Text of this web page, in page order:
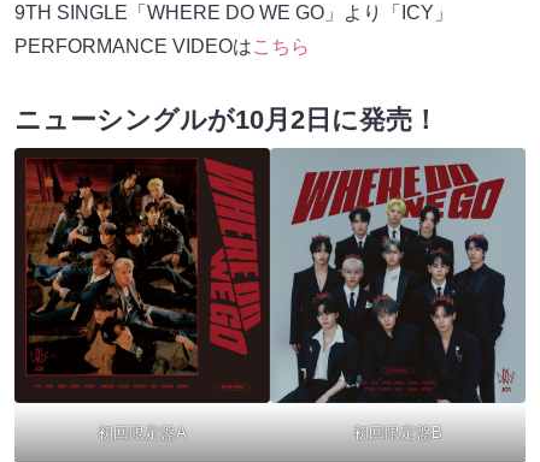
9TH SINGLE「WHERE DO WE GO」より「ICY」
PERFORMANCE VIDEOはこちら
ニューシングルが10月2日に発売！
初回限定盤A 初回限定盤B